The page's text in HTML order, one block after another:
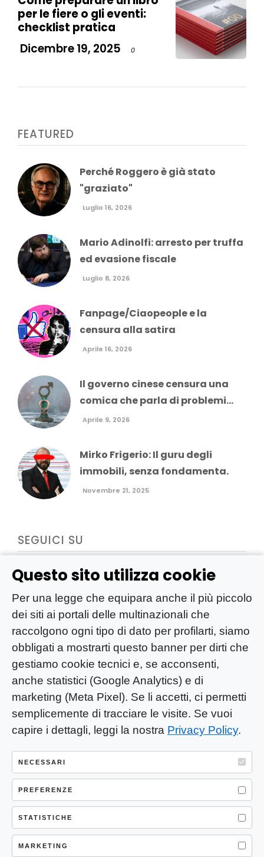
Questo sito utilizza cookie
Per una legge che equipara anche il più piccolo
dei siti ai portali delle multinazionali che
raccolgono ogni tipo di dato per profilarti, siamo
obbligati a mostrarti questo banner per dirti che
gestiamo cookie tecnici e, se acconsenti,
anche statistici (Google Analytics) e di
marketing (Meta Pixel). Se li accetti, ci permetti
semplicemente di tracciare le visite. Se vuoi
capire i dettagli, leggi la nostra Privacy Policy.
NECESSARI
PREFERENZE
STATISTICHE
MARKETING
per le fiere o gli eventi:
checklist pratica
Dicembre 19, 2025
0
FEATURED
Perché Roggero è già stato
"graziato"
Luglio 16, 2026
Mario Adinolfi: arresto per truffa
ed evasione fiscale
Luglio 8, 2026
Fanpage/Ciaopeople e la
censura alla satira
Aprile 16, 2026
Il governo cinese censura una
comica che parla di problemi...
Aprile 9, 2026
Mirko Frigerio: Il guru degli
immobili, senza fondamenta.
Novembre 21, 2025
SEGUICI SU
YOU-ng Slow Journalism è una testata
giornalistica di proprietà di Mastino S.R.L.
Registrazione presso Trib. Santa Maria
Capua Vetere (CE) n° 900 del 31/01/2025 |
ISSN 3103-4683
P.IVA: 04755530617
Sede Legale: CASERTA – VIA LORENZO MARIA